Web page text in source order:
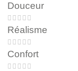
Douceur
    
Réalisme
    
Confort
    